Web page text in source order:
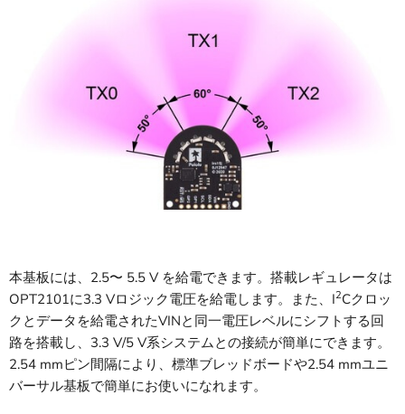
本基板には、2.5〜 5.5 V を給電できます。搭載レギュレータは
OPT2101に3.3 Vロジック電圧を給電します。また、I2Cクロッ
クとデータを給電されたVINと同一電圧レベルにシフトする回
路を搭載し、3.3 V/5 V系システムとの接続が簡単にできます。
2.54 mmピン間隔により、標準ブレッドボードや2.54 mmユニ
バーサル基板で簡単にお使いになれます。